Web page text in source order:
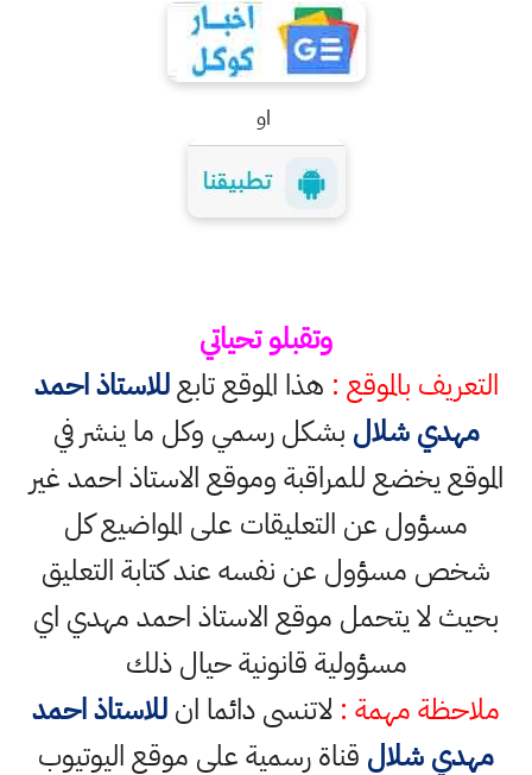
او
وتقبلو تحياتي
التعريف بالموقع : هذا الموقع تابعللاستاذ احمد
مهدي شلال بشكل رسمي وكل ما ينشر في
الموقع يخضع للمراقبة وموقع الاستاذ احمد غير
مسؤول عن التعليقات على المواضيع كل
شخص مسؤول عن نفسه عند كتابة التعليق
بحيث لا يتحمل موقع الاستاذ احمد مهدي اي
مسؤولية قانونية حيال ذلك
ملاحظة مهمة : لاتنسى دائما انللاستاذ احمد
مهدي شلال قناة رسمية على موقع اليوتيوب